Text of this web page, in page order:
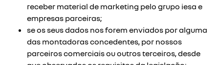
receber material de marketing pelo grupo iesa e
empresas parceiras;
se os seus dados nos forem enviados por alguma
das montadoras concedentes, por nossos
parceiros comerciais ou outros terceiros, desde